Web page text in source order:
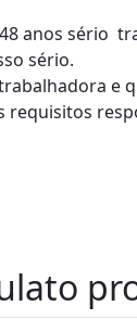
anos sério
sério.
e
requisitos